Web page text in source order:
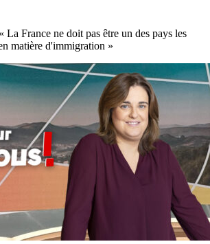
La France ne doit pas être un des pays les
matière d'immigration »